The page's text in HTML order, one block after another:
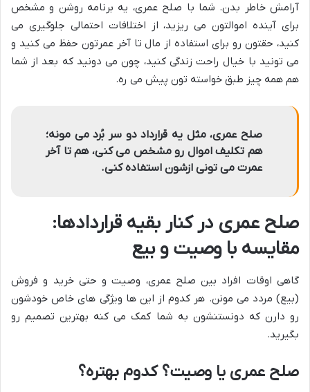
آرامش خاطر بدن. شما با صلح عمری، یه برنامه روشن و مشخص
برای آینده اموالتون می ریزید، از اختلافات احتمالی جلوگیری می
کنید، حقتون رو برای استفاده از مال تا آخر عمرتون حفظ می کنید و
می تونید با خیال راحت زندگی کنید، چون می دونید که بعد از شما
هم همه چیز طبق خواسته تون پیش می ره.
صلح عمری، مثل یه قرارداد دو سر بُرد می مونه؛
هم تکلیف اموال رو مشخص می کنی، هم تا آخر
عمرت می تونی ازشون استفاده کنی.
صلح عمری در کنار بقیه قراردادها:
مقایسه با وصیت و بیع
گاهی اوقات افراد بین صلح عمری، وصیت و حتی خرید و فروش
(بیع) مردد می مونن. هر کدوم از این ها ویژگی های خاص خودشون
رو دارن که دونستنشون به شما کمک می کنه بهترین تصمیم رو
بگیرید.
صلح عمری یا وصیت؟ کدوم بهتره؟